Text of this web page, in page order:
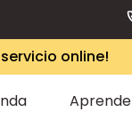
servicio online!
Aprende